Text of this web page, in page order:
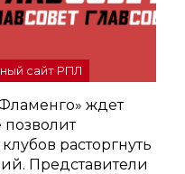
сайт РПЛ
ждет
расторгнуть
Представители